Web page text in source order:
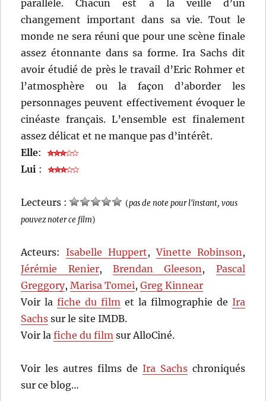
parallèle. Chacun est à la veille d’un
changement important dans sa vie. Tout le
monde ne sera réuni que pour une scène finale
assez étonnante dans sa forme. Ira Sachs dit
avoir étudié de près le travail d’Eric Rohmer et
l’atmosphère ou la façon d’aborder les
personnages peuvent effectivement évoquer le
cinéaste français. L’ensemble est finalement
assez délicat et ne manque pas d’intérêt.
Elle:
Lui :
Lecteurs : (pas de note pour l'instant, vous
pouvez noter ce film)
Acteurs:Isabelle Huppert,Vinette Robinson ,
Jérémie Renier,Brendan Gleeson , Pascal
Greggory,Marisa Tomei,Greg Kinnear
Voir lafiche du film et la filmographie de Ira
Sachs sur le site IMDB.
Voir lafiche du film sur AlloCiné.
Voir les autres films de Ira Sachschroniqués
sur ce blog…